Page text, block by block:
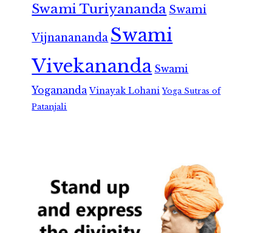
Swami Turiyananda Swami
Vijnanananda Swami
Vivekananda Swami
Yogananda Vinayak Lohani Yoga Sutras of
Patanjali